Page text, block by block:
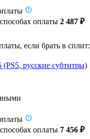
оплаты 2 487 ₽
если брать в сплит:
русские субтитры)
оплаты 7 456 ₽